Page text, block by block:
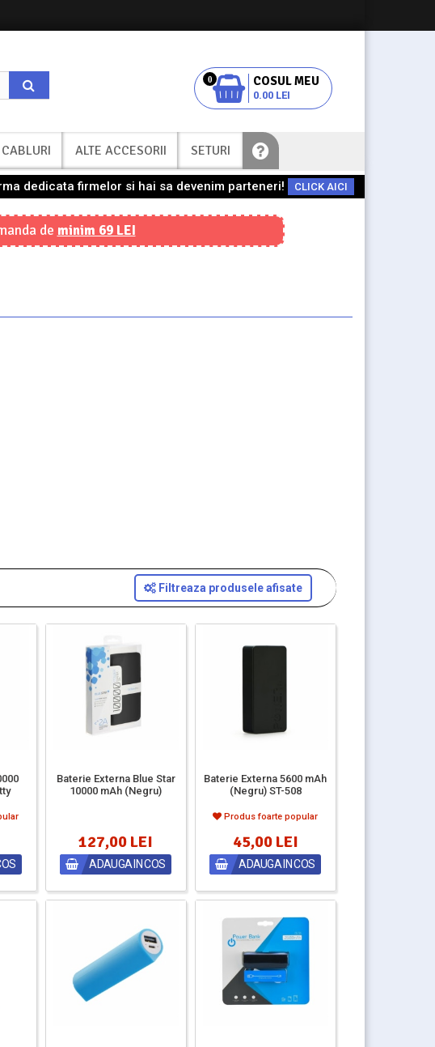
0.00 LEI
0
CABLURI ALTE ACCESORII SETURI
dedicata firmelor si hai sa devenim parteneri! CLICK AICI
de minim 69 LEI
Filtreaza produsele afisate
Baterie Externa Blue Star
10000 mAh (Negru)
127,00 LEI
ADAUGA IN COS
Baterie Externa 5600 mAh
(Negru) ST-508
Produs foarte popular
45,00 LEI
ADAUGA IN COS